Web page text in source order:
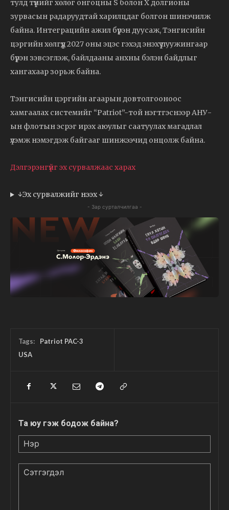
тулд түүнийг хөлөг онгоцны S болон X долгионы
зурвасын радаруудтай харилцдаг болгон шинэчилж
байна. Интеграцийн ажил бүрэн дуусаж, Тэнгисийн
цэргийн хөлгүүд 2027 оны эцэс гэхэд энэхүү пуужингаар
бүрэн зэвсэглэж, байлдааны анхны бэлэн байдлыг
хангахаар зорьж байна.
Тэнгисийн цэргийн агаарын довтолгооноос
хамгаалах системийг “Patriot”-той нэгтгэснээр АНУ-
ын флотын эсрэг ирэх аюулыг саатуулах магадлал
үлэмж нэмэгдэж байгааг шинжээчид онцолж байна.
Дэлгэрэнгүйг эх сурвалжаас харах
↓Эх сурвалжийг нээх ↓
- Зар сурталчилгаа -
Tags:
Patriot PAC-3
USA
Та юу гэж бодож байна?